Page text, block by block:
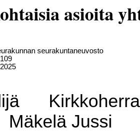
asioita
seurakuntaneuvosto
Mäkelä Jussi